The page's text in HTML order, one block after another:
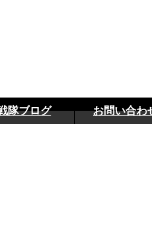
隊ブログ お問い合わ